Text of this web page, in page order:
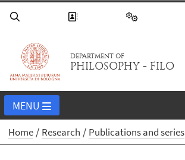
DEPARTMENT OF
PHILOSOPHY - FILO
MENU
Home Research Publications and series